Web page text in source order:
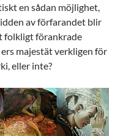
en sådan möjlighet,
av förfarandet blir
folkligt förankrade
majestät verkligen för
eller inte?